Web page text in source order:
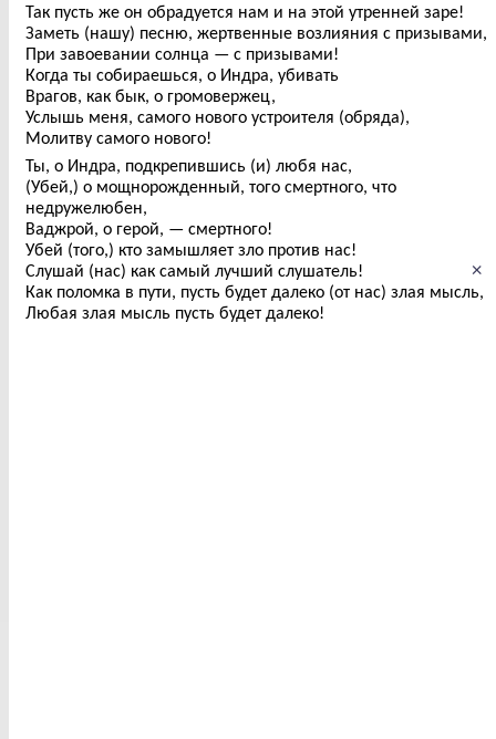
×
Так пусть же он обрадуется нам и на этой утренней заре!
Заметь (нашу) песню, жертвенные возлияния с призывами,
При завоевании солнца — с призывами!
Когда ты собираешься, о Индра, убивать
Врагов, как бык, о громовержец,
Услышь меня, самого нового устроителя (обряда),
Молитву самого нового!
Ты, о Индра, подкрепившись (и) любя нас,
(Убей,) о мощнорожденный, того смертного, что
недружелюбен,
Ваджрой, о герой, — смертного!
Убей (того,) кто замышляет зло против нас!
Слушай (нас) как самый лучший слушатель!
Как поломка в пути, пусть будет далеко (от нас) злая мысль,
Любая злая мысль пусть будет далеко!